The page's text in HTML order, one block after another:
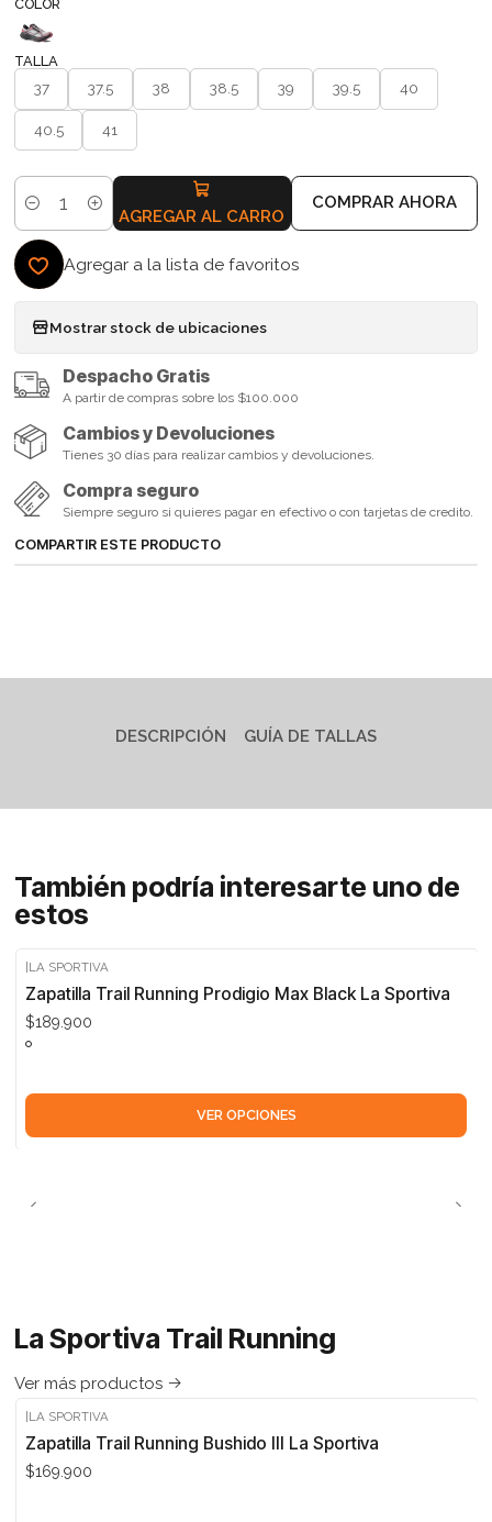
COLOR
TALLA
37 37.5 38 38.5 39 39.5 40
40.5 41
Cantidad AGREGAR AL CARRO
COMPRAR AHORA
Agregar a la lista de favoritos
Mostrar stock de ubicaciones
Despacho Gratis
A partir de compras sobre los $100.000
Cambios y Devoluciones
Tienes 30 días para realizar cambios y devoluciones.
Compra seguro
Siempre seguro si quieres pagar en efectivo o con tarjetas de credito.
COMPARTIR ESTE PRODUCTO
DESCRIPCIÓN GUÍA DE TALLAS
También podría interesarte uno de
estos
|LA SPORTIVA
Zapatilla Trail Running Prodigio Max Black La Sportiva
$189.900
VER OPCIONES
La Sportiva Trail Running
Ver más productos
LA SPORTIVA
Zapatilla Trail Running Bushido III La Sportiva
$169.900